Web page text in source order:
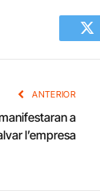
ANTERIOR
a
l’empresa